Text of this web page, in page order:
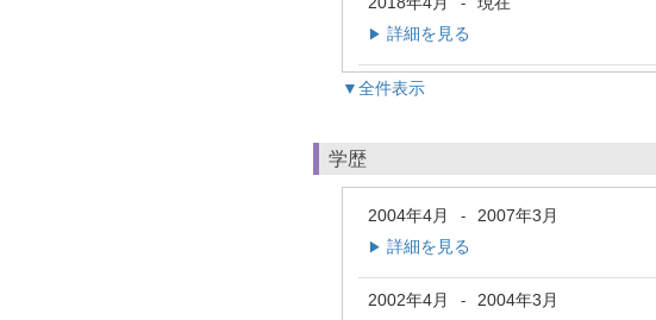
▶ 詳細を見る
▼全件表示
学歴
2004年4月 - 2007年3月
▶ 詳細を見る
2002年4月 - 2004年3月